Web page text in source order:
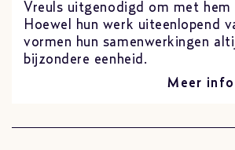
Vreuls uitgenodigd om met hem
Hoewel hun werk uiteenlopend
vormen hun samenwerkingen
bijzondere eenheid.
Meer info